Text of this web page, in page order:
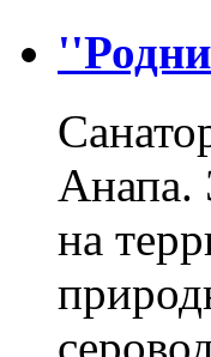
Анапа.
на